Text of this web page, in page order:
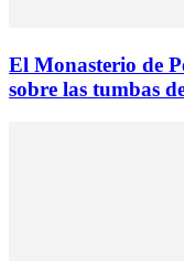
El Monasterio de
sobre las tumbas